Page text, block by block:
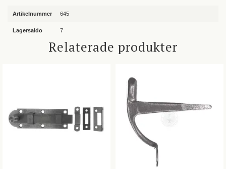
Artikelnummer 645
Lagersaldo 7
Relaterade produkter